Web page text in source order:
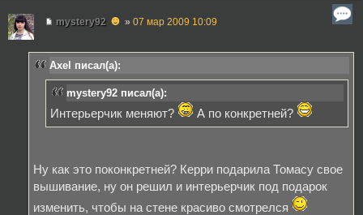
mystery92 ☻ » 07 мар 2009 10:09
Axel писал(а):
mystery92 писал(а):
Интерьерчик меняют? А по конкретней?
Ну как это поконкретней? Керри подарила Томасу свое
вышивание, ну он решил и интерьерчик под подарок
изменить, чтобы на стене красиво смотрелся